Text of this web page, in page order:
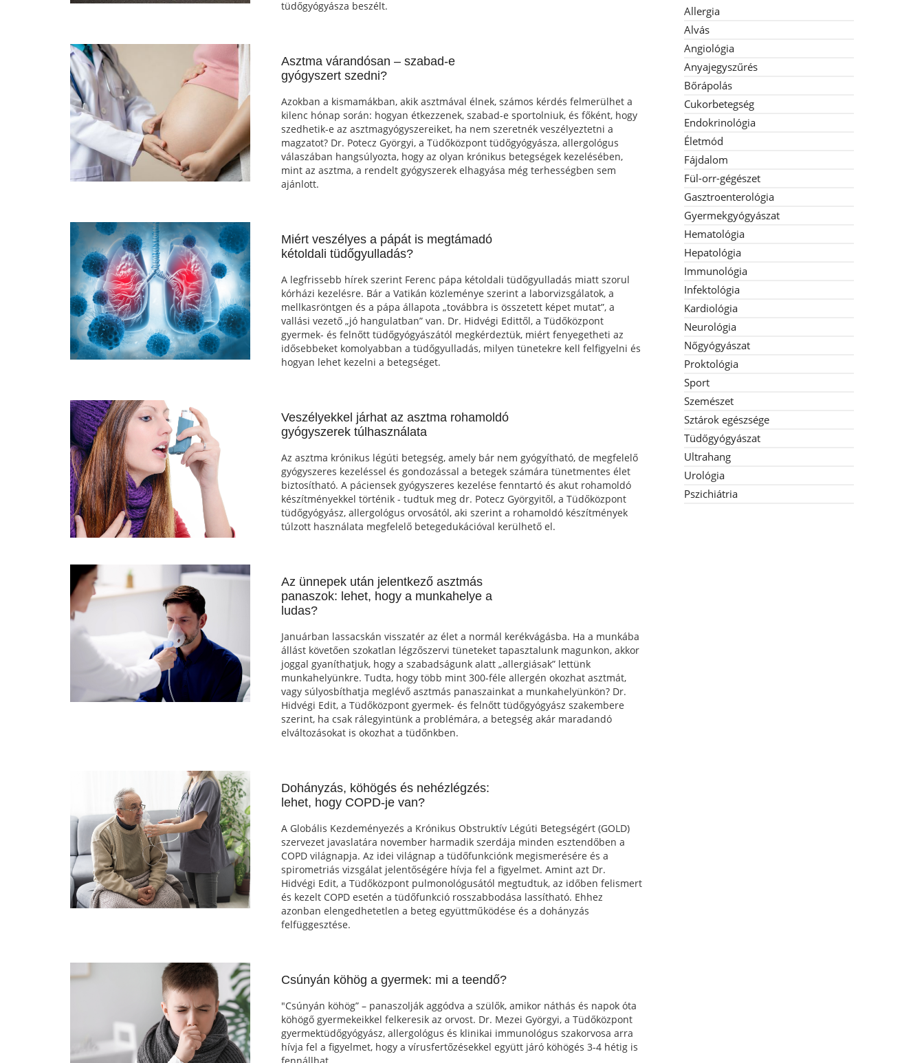
tüdőgyógyásza beszélt.
Asztma várandósan – szabad-e
gyógyszert szedni?
Azokban a kismamákban, akik asztmával élnek, számos kérdés felmerülhet a
kilenc hónap során: hogyan étkezzenek, szabad-e sportolniuk, és főként, hogy
szedhetik-e az asztmagyógyszereiket, ha nem szeretnék veszélyeztetni a
magzatot? Dr. Potecz Györgyi, a Tüdőközpont tüdőgyógyásza, allergológus
válaszában hangsúlyozta, hogy az olyan krónikus betegségek kezelésében,
mint az asztma, a rendelt gyógyszerek elhagyása még terhességben sem
ajánlott.
Miért veszélyes a pápát is megtámadó
kétoldali tüdőgyulladás?
A legfrissebb hírek szerint Ferenc pápa kétoldali tüdőgyulladás miatt szorul
kórházi kezelésre. Bár a Vatikán közleménye szerint a laborvizsgálatok, a
mellkasröntgen és a pápa állapota „továbbra is összetett képet mutat”, a
vallási vezető „jó hangulatban” van. Dr. Hidvégi Edittől, a Tüdőközpont
gyermek- és felnőtt tüdőgyógyászától megkérdeztük, miért fenyegetheti az
idősebbeket komolyabban a tüdőgyulladás, milyen tünetekre kell felfigyelni és
hogyan lehet kezelni a betegséget.
Veszélyekkel járhat az asztma rohamoldó
gyógyszerek túlhasználata
Az asztma krónikus légúti betegség, amely bár nem gyógyítható, de megfelelő
gyógyszeres kezeléssel és gondozással a betegek számára tünetmentes élet
biztosítható. A páciensek gyógyszeres kezelése fenntartó és akut rohamoldó
készítményekkel történik - tudtuk meg dr. Potecz Györgyitől, a Tüdőközpont
tüdőgyógyász, allergológus orvosától, aki szerint a rohamoldó készítmények
túlzott használata megfelelő betegedukációval kerülhető el.
Az ünnepek után jelentkező asztmás
panaszok: lehet, hogy a munkahelye a
ludas?
Januárban lassacskán visszatér az élet a normál kerékvágásba. Ha a munkába
állást követően szokatlan légzőszervi tüneteket tapasztalunk magunkon, akkor
joggal gyaníthatjuk, hogy a szabadságunk alatt „allergiásak” lettünk
munkahelyünkre. Tudta, hogy több mint 300-féle allergén okozhat asztmát,
vagy súlyosbíthatja meglévő asztmás panaszainkat a munkahelyünkön? Dr.
Hidvégi Edit, a Tüdőközpont gyermek- és felnőtt tüdőgyógyász szakembere
szerint, ha csak rálegyintünk a problémára, a betegség akár maradandó
elváltozásokat is okozhat a tüdőnkben.
Dohányzás, köhögés és nehézlégzés:
lehet, hogy COPD-je van?
A Globális Kezdeményezés a Krónikus Obstruktív Légúti Betegségért (GOLD)
szervezet javaslatára november harmadik szerdája minden esztendőben a
COPD világnapja. Az idei világnap a tüdőfunkciónk megismerésére és a
spirometriás vizsgálat jelentőségére hívja fel a figyelmet. Amint azt Dr.
Hidvégi Edit, a Tüdőközpont pulmonológusától megtudtuk, az időben felismert
és kezelt COPD esetén a tüdőfunkció rosszabbodása lassítható. Ehhez
azonban elengedhetetlen a beteg együttműködése és a dohányzás
felfüggesztése.
Csúnyán köhög a gyermek: mi a teendő?
"Csúnyán köhög” – panaszolják aggódva a szülők, amikor náthás és napok óta
köhögő gyermekeikkel felkeresik az orvost. Dr. Mezei Györgyi, a Tüdőközpont
gyermektüdőgyógyász, allergológus és klinikai immunológus szakorvosa arra
hívja fel a figyelmet, hogy a vírusfertőzésekkel együtt járó köhögés 3-4 hétig is
Allergia
Alvás
Angiológia
Anyajegyszűrés
Bőrápolás
Cukorbetegség
Endokrinológia
Életmód
Fájdalom
Fül-orr-gégészet
Gasztroenterológia
Gyermekgyógyászat
Hematológia
Hepatológia
Immunológia
Infektológia
Kardiológia
Neurológia
Nőgyógyászat
Proktológia
Sport
Szemészet
Sztárok egészsége
Tüdőgyógyászat
Ultrahang
Urológia
Pszichiátria